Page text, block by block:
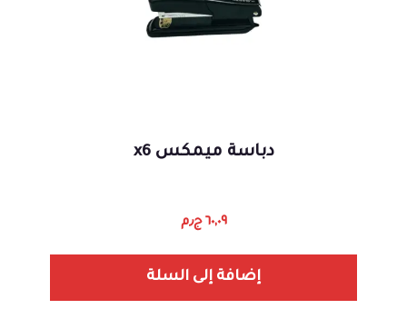
دباسة ميمكس x6
٦٠,٠٩ ج٫م
إضافة إلى السلة